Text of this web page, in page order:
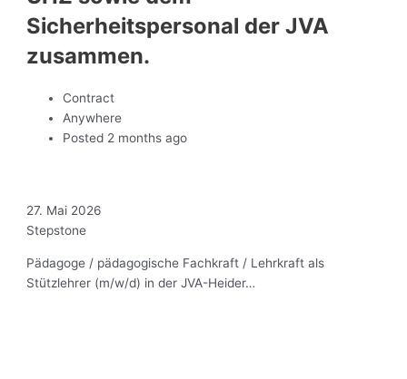
Sicherheitspersonal der JVA
zusammen.
Contract
Anywhere
Posted 2 months ago
27. Mai 2026
Stepstone
Pädagoge / pädagogische Fachkraft / Lehrkraft als
Stützlehrer (m/w/d) in der JVA-Heider…